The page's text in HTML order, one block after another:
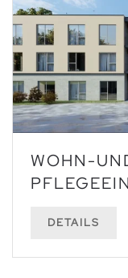
WOHN-
DETAILS